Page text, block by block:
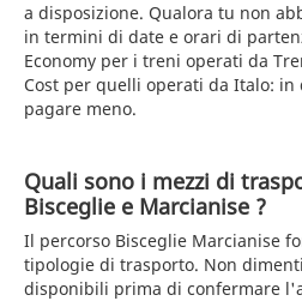
a disposizione. Qualora tu non
in termini di date e orari di
Economy per i treni operati da
Cost per quelli operati da Italo: in
pagare meno.
Quali sono i mezzi di
Bisceglie e Marcianise ?
Il percorso Bisceglie Marcianise
tipologie di trasporto. Non
disponibili prima di confermare